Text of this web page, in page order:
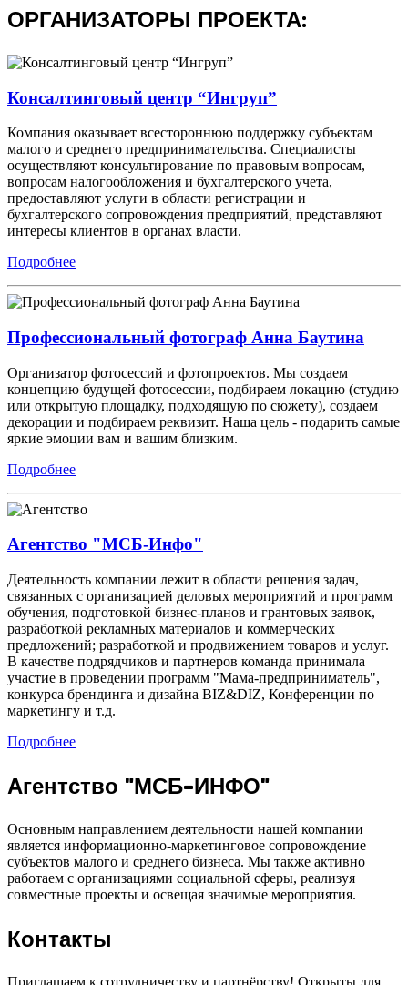
ОРГАНИЗАТОРЫ ПРОЕКТА:
Консалтинговый центр “Ингруп”
Компaния оказывает всестороннюю поддержку субъектам
малого и среднего предпринимательства. Специалисты
осуществляют консультирование по правовым вопросам,
вопросам налогообложения и бухгалтерского учета,
предоставляют услуги в области регистрации и
бухгалтерского сопровождения предприятий, представляют
интересы клиентов в органах власти.
Подробнее
Профессиональный фотограф Анна Баутина
Организатор фотосессий и фотопроектов. Мы создаем
концепцию будущей фотосессии, подбираем локацию (студию
или открытую площадку, подходящую по сюжету), создаем
декорации и подбираем реквизит. Наша цель - подарить самые
яркие эмоции вам и вашим близким.
Подробнее
Агентство "МСБ-Инфо"
Деятельность компании лежит в области решения задач,
связанных с организацией деловых мероприятий и программ
обучения, подготовкой бизнес-планов и грантовых заявок,
разработкой рекламных материалов и коммерческих
предложений; разработкой и продвижением товаров и услуг.
В качестве подрядчиков и партнеров команда принимала
участие в проведении программ "Мама-предприниматель",
конкурса брендинга и дизайна BIZ&DIZ, Конференции по
маркетингу и т.д.
Подробнее
Агентство "МСБ-ИНФО"
Основным направлением деятельности нашей компании
является информационно-маркетинговое сопровождение
субъектов малого и среднего бизнеса. Мы также активно
работаем с организациями социальной сферы, реализуя
совместные проекты и освещая значимые мероприятия.
Контакты
Приглашаем к сотрудничеству и партнёрству! Открыты для